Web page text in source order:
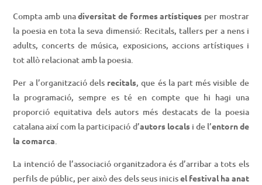
Compta amb unadiversitat de formes artístiques per mostrar
la poesia en tota la seva dimensió: Recitals, tallers per a nens i
adults, concerts de música, exposicions, accions artístiques i
tot allò relacionat amb la poesia.
Per a l’organització dels recitals, que és la part més visible de
la programació, sempre es té en compte que hi hagi una
proporció equitativa dels autors més destacats de la poesia
catalana així com la participació d’autors localsi de l’entorn de
la comarca.
La intenció de l’associació organitzadora és d’arribar a tots els
perfils de públic, per això des dels seus inicisel festival ha anat